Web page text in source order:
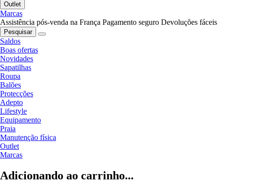
Outlet
Marcas
Assistência pós-venda na França Pagamento seguro Devoluções fáceis
Pesquisar
Saldos
Boas ofertas
Novidades
Sapatilhas
Roupa
Balões
Protecções
Adepto
Lifestyle
Equipamento
Praia
Manutenção física
Outlet
Marcas
Adicionando ao carrinho...